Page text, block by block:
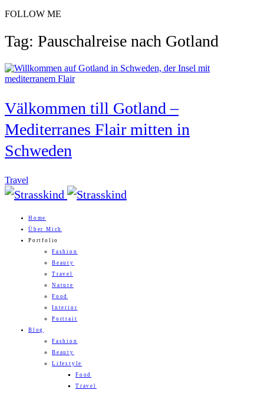
FOLLOW ME
Tag: Pauschalreise nach Gotland
Välkommen till Gotland –
Mediterranes Flair mitten in
Schweden
Travel
Home
Über Mich
Portfolio
Fashion
Beauty
Travel
Nature
Food
Interior
Portrait
Blog
Fashion
Beauty
Lifestyle
Food
Travel